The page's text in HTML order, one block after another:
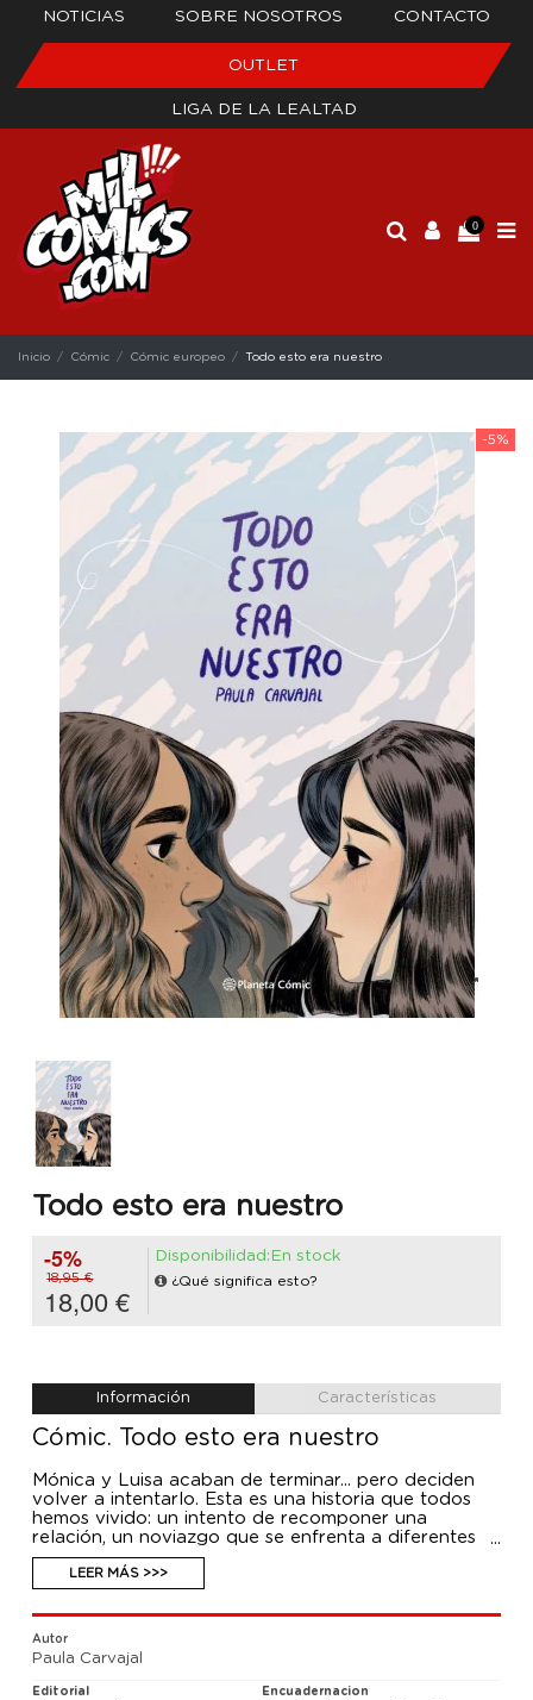
NOTICIAS SOBRE NOSOTROS CONTACTO
OUTLET
LIGA DE LA LEALTAD
0
Inicio Cómic Cómic europeo Todo esto era nuestro
-5%
Todo esto era nuestro
-5%
18,95 €
18,00 €
Disponibilidad:En stock
¿Qué significa esto?
Información Características
Cómic. Todo esto era nuestro
Mónica y Luisa acaban de terminar... pero deciden
volver a intentarlo. Esta es una historia que todos
hemos vivido: un intento de recomponer una
relación, un noviazgo que se enfrenta a diferentes
de obstáculos, a viejos reclamos, a promesas rotas, a
planes inconclusos... Esta es una historia de desamor
con un final feliz.
LEER MÁS >>>
Autor
Paula Carvajal
Editorial Encuadernacion